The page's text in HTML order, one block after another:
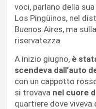
voci, parlano della
Los Pingüinos, nel
Buenos Aires, ma
riservatezza.
A inizio giugno, è
scendeva dall’auto
con un cappotto
si trovava nel cuore
quartiere dove viveva